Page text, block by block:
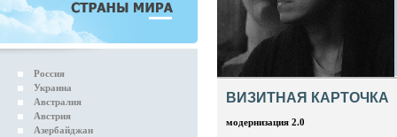
Россия
Украина
Австралия
Австрия
Азербайджан
ВИЗИТНАЯ КАРТОЧКА
модернизация 2.0